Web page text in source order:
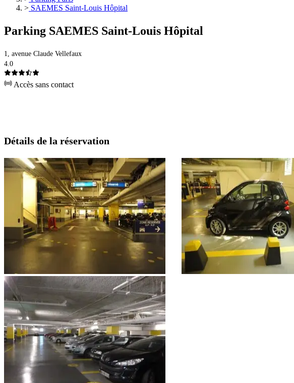
> SAEMES Saint-Louis Hôpital
Parking SAEMES Saint-Louis Hôpital
1, avenue Claude Vellefaux
4.0
Accès sans contact
Détails de la réservation